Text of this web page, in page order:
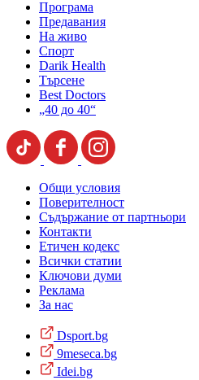
Програма
Предавания
На живо
Спорт
Darik Health
Търсене
Best Doctors
„40 до 40“
Общи условия
Поверителност
Съдържание от партньори
Контакти
Етичен кодекс
Всички статии
Ключови думи
Реклама
За нас
Dsport.bg
9meseca.bg
Idei.bg